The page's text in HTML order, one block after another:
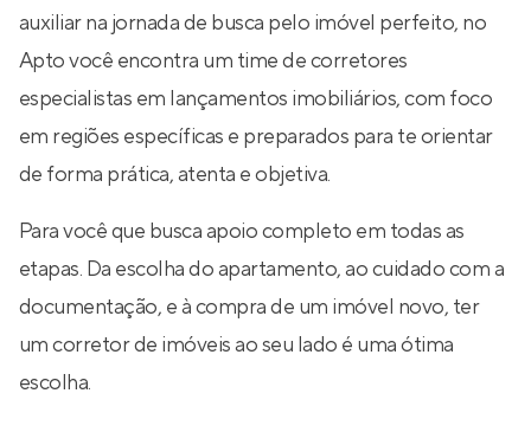
auxiliar na jornada de busca pelo imóvel perfeito, no
Apto você encontra um time de corretores
especialistas em lançamentos imobiliários, com foco
em regiões específicas e preparados para te orientar
de forma prática, atenta e objetiva.
Para você que busca apoio completo em todas as
etapas. Da escolha do apartamento, ao cuidado com a
documentação, e à compra de um imóvel novo, ter
um corretor de imóveis ao seu lado é uma ótima
escolha.